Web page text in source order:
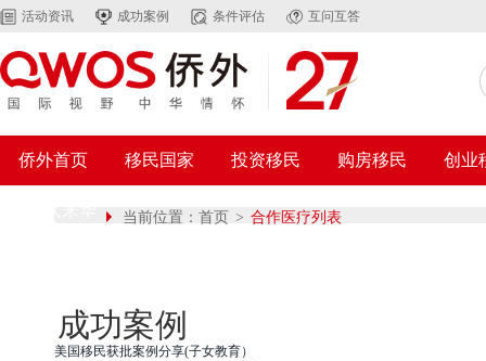
活动资讯 成功案例 条件评估 互问互答
侨外首页 移民国家 投资移民 购房移民 创业
当前位置： 首页 > 合作医疗列表
成功案例
美国移民获批案例分享(子女教育）